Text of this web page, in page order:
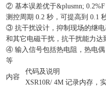
② 基本误差优于&plusmn; 0.2%F
测控周期 0.2 秒，可提高到 0.1
③ 抗干扰设计，抑制现场的继
和其它电磁干扰，抗干扰能力达
④ 输入信号包括热电阻，热电
等
内容
代码及说明
XSR10R/ 4M 记录内存，